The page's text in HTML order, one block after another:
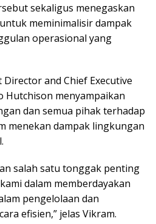
sekaligus menegaskan
meminimalisir dampak
operasional yang
and Chief Executive
Hutchison menyampaikan
dan semua pihak terhadap
menekan dampak lingkungan
salah satu tonggak penting
dalam memberdayakan
pengelolaan dan
efisien,” jelas Vikram.